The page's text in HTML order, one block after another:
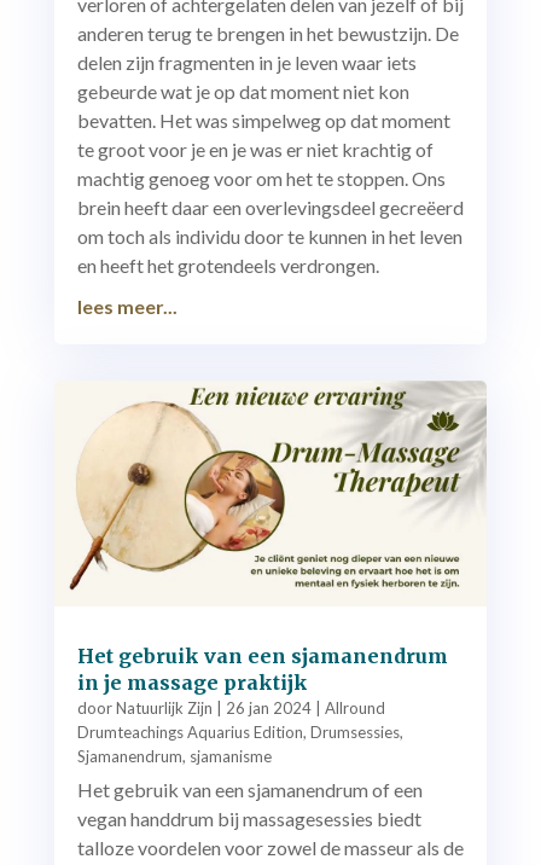
anderen terug te brengen in het bewustzijn. De
delen zijn fragmenten in je leven waar iets
gebeurde wat je op dat moment niet kon
bevatten. Het was simpelweg op dat moment
te groot voor je en je was er niet krachtig of
machtig genoeg voor om het te stoppen. Ons
brein heeft daar een overlevingsdeel gecreëerd
om toch als individu door te kunnen in het leven
en heeft het grotendeels verdrongen.
lees meer...
Het gebruik van een sjamanendrum
in je massage praktijk
doorNatuurlijk Zijn 26 jan 2024| Allround
Drumteachings Aquarius Edition, Drumsessies,
Sjamanendrum, sjamanisme
Het gebruik van een sjamanendrum of een
vegan handdrum bij massagesessies biedt
talloze voordelen voor zowel de masseur als de